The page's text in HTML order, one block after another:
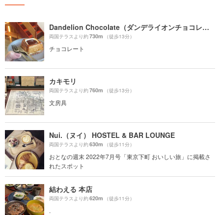
Dandelion Chocolate（ダンデライオンチョコレート）
両国テラスより約730m （徒歩13分）
チョコレート
カキモリ
両国テラスより約760m （徒歩13分）
文房具
Nui.（ヌイ） HOSTEL & BAR LOUNGE
両国テラスより約630m （徒歩11分）
おとなの週末 2022年7月号「東京下町 おいしい旅」に掲載さ
れたスポット
結わえる 本店
両国テラスより約620m （徒歩11分）
.